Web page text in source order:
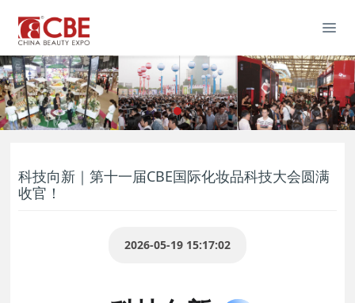
科技向新｜第十一届CBE国际化妆品科技大会圆满
收官！
2026-05-19 15:17:02